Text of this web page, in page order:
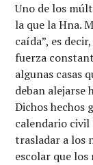
Uno de los
la que la Hna.
caída”, es
fuerza
algunas casas
deban alejarse
Dichos hechos
calendario civil
trasladar a los
escolar que los